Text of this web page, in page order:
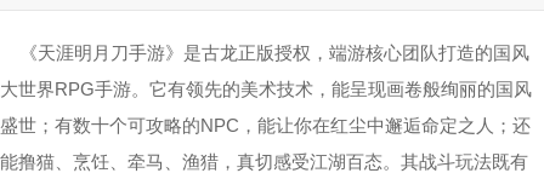
《天涯明月刀手游》是古龙正版授权，端游核心团队打造的国风
大世界RPG手游。它有领先的美术技术，能呈现画卷般绚丽的国风
盛世；有数十个可攻略的NPC，能让你在红尘中邂逅命定之人；还
能撸猫、烹饪、牵马、渔猎，真切感受江湖百态。其战斗玩法既有